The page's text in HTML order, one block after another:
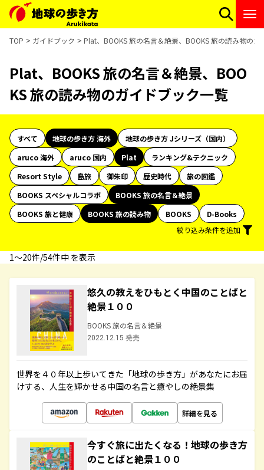
TOP ガイドブック Plat、BOOKS 旅の名言＆絶景、BOOKS 旅の読み物のガ
Plat、BOOKS 旅の名言＆絶景、BOO
KS 旅の読み物のガイドブック一覧
すべて 地球の歩き方 海外
地球の歩き方 Jシリーズ（国内）
aruco 海外
aruco 国内 Plat
ランキング&テクニック
Resort Style
島旅 御朱印 歴史時代
旅の図鑑
BOOKS スペシャルコラボ
BOOKS 旅の名言＆絶景
BOOKS 旅と健康
BOOKS 旅の読み物 BOOKS
D-Books
絞り込み条件を追加
1〜20件/54件中 を表示
悠久の教えをひもとく中国のことばと
絶景１００
BOOKS 旅の名言＆絶景
2022.12.15 発売
世界を４０年以上歩いてきた「地球の歩き方」があなたにお届
けする、人生を輝かせる中国の名言と癒やしの絶景集
詳細を見る
今すぐ旅に出たくなる！地球の歩き方
のことばと絶景１００